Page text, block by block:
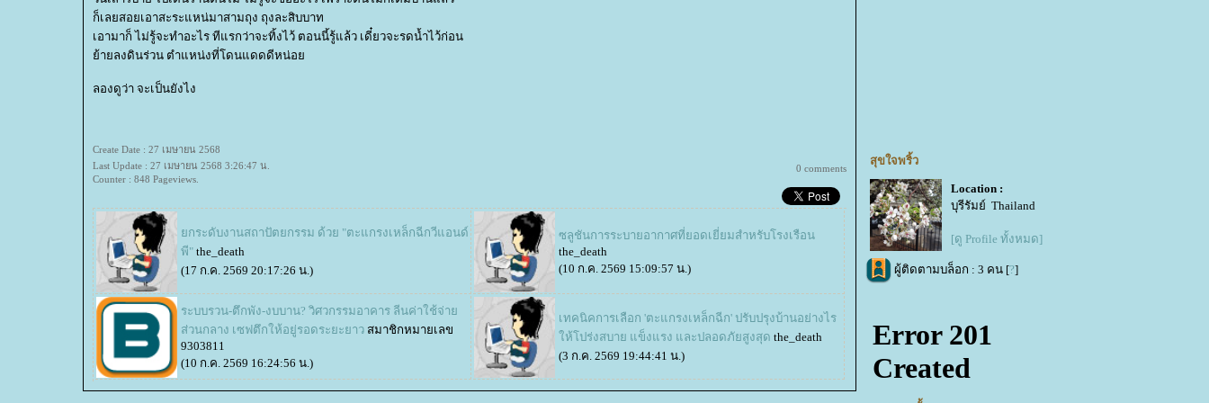
ก็เลยสอยเอาสะระแหน่มาสามถุง ถุงละสิบบาท
เอามาก็ ไม่รู้จะทำอะไร ทีแรกว่าจะทิ้งไว้ ตอนนี้รู้แล้ว เดี๋ยวจะรดน้ำไว้ก่อน
้ายลงดินร่วน ตำแหน่งที่โดนแดดดีหน่อ
ลองดูว่า จะเป็นยังไง
Create Date : 27 เมษายน 2568
Last Update : 27 เมษายน 2568 3:26:47 น.
Counter : 848 Pageviews.
0 comments
กระดับงานสถาปัตยกรรม ด้วย "ตะแกรงเหล็กฉีกวีแอนด์
พี" the_death
(17 ก.ค. 2569 20:17:26 น.)
ซลูชันการระบายอากาศที่ยอดเยี่ยมสำหรับโรงเรือน
the_death
(10 ก.ค. 2569 15:09:57 น.)
ระบบรวน-ตึกพัง-งบบาน? วิศวกรรมอาคาร ลีนค่าใช้จ่า
ส่วนกลาง เซฟตึกให้อยู่รอดระยะยาว สมาชิกหมายเลข
9303811
(10 ก.ค. 2569 16:24:56 น.)
เทคนิคการเลือก 'ตะแกรงเหล็กฉีก' ปรับปรุงบ้านอย่างไร
ห้โปร่งสบาย แข็งแรง และปลอดภัยสูงสุด the_death
(3 ก.ค. 2569 19:44:41 น.)
สุขใจพริ้ว
Location :
บุรีรัมย์ Thailand
[ดู Profile ทั้งหมด]
ผู้ติดตามบล็อก : 3 คน [?]